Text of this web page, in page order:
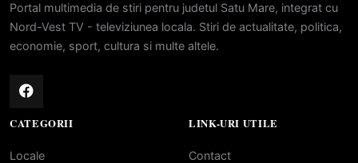
Portal multimedia de stiri pentru judetul Satu Mare, integrat cu
Nord-Vest TV - televiziunea locala. Stiri de actualitate, politica,
economie, sport, cultura si multe altele.
CATEGORII
Locale
LINK-URI UTILE
Contact